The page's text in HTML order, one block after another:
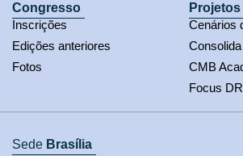
Congresso
Inscrições
Edições anteriores
Fotos
Projetos
Cenários
Consolida
CMB
Focus
Sede Brasília